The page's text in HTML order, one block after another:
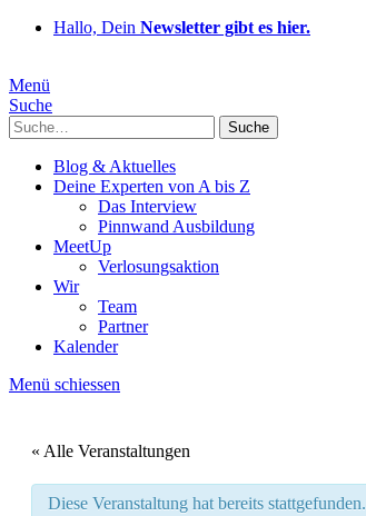
Hallo, Dein Newsletter gibt es hier.
Menü
Suche
Suche
Blog & Aktuelles
Deine Experten von A bis Z
Das Interview
Pinnwand Ausbildung
MeetUp
Verlosungsaktion
Wir
Team
Partner
Kalender
Menü schiessen
« Alle Veranstaltungen
Diese Veranstaltung hat bereits stattgefunden.